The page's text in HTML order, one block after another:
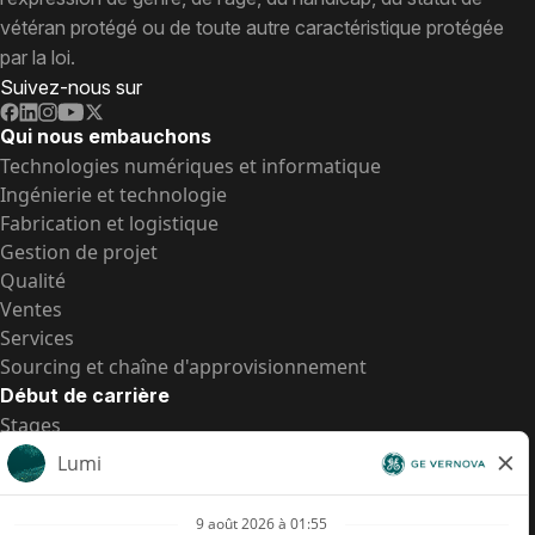
vétéran protégé ou de toute autre caractéristique protégée
par la loi.
Suivez-nous sur
Qui nous embauchons
Technologies numériques et informatique
Ingénierie et technologie
Fabrication et logistique
Gestion de projet
Qualité
Ventes
Services
Sourcing et chaîne d'approvisionnement
Début de carrière
Stages
Postes de d’entrée
Toutes les opportunités